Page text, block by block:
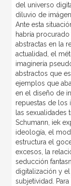
del universo
diluvio de
Ante esta
habría
abstractas en la
actualidad, el
imaginería
abstractos que
ejemplos que
en el diseño de
repuestas de los
las sexualidades
Schumann, iek
ideología, el
estructura el
excesos, la
seducción
digitalización y
subjetividad.